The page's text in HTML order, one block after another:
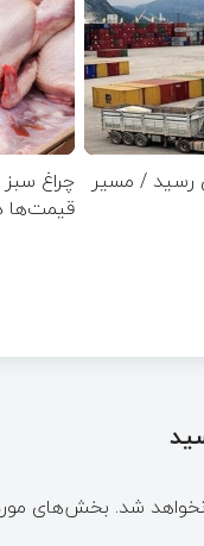
رسید / مسیر چراغ
قیمت‌ها
شد. بخش‌های